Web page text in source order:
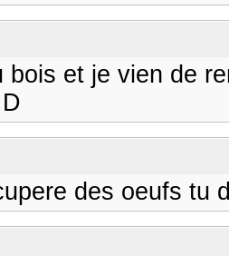
bois et je vien de
des oeufs tu